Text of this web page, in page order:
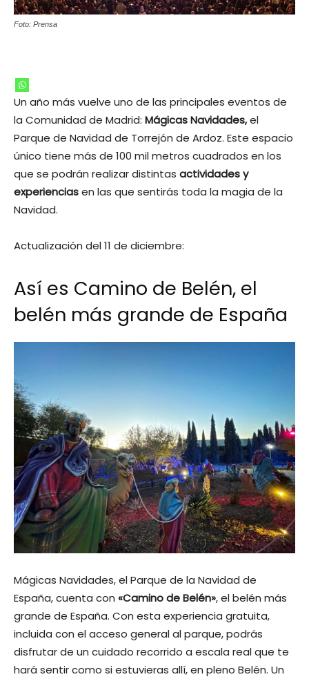
Foto: Prensa
Un año más vuelve uno de las principales eventos de
la Comunidad de Madrid: Mágicas Navidades,el
Parque de Navidad de Torrejón de Ardoz. Este espacio
único tiene más de 100 mil metros cuadrados en los
que se podrán realizar distintas actividades y
experienciasen las que sentirás toda la magia de la
Navidad.
Actualización del 11 de diciembre:
Así es Camino de Belén, el
belén más grande de España
Mágicas Navidades, el Parque de la Navidad de
España, cuenta con «Camino de Belén», el belén más
grande de España. Con esta experiencia gratuita,
incluida con el acceso general al parque, podrás
disfrutar de un cuidado recorrido a escala real que te
hará sentir como si estuvieras allí, en pleno Belén. Un